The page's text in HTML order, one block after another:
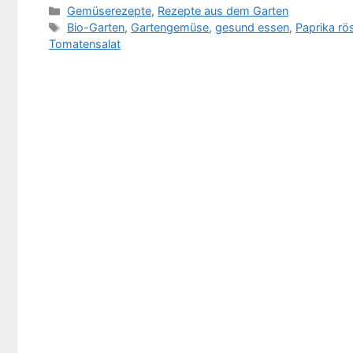
Kategorien
Gemüserezepte, Rezepte aus dem Garten
Schlagwörter
Bio-Garten, Gartengemüse,gesund essen, Paprika
Tomatensalat